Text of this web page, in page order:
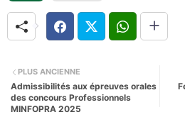
PLUS ANCIENNE
Admissibilités aux épreuves orales
des concours Professionnels
MINFOPRA 2025